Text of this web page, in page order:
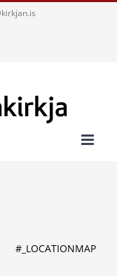
#_LOCATIONMAP